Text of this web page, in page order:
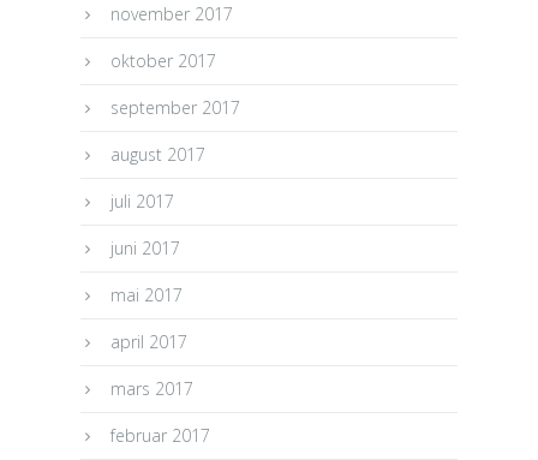
november 2017
oktober 2017
september 2017
august 2017
juli 2017
juni 2017
mai 2017
april 2017
mars 2017
februar 2017